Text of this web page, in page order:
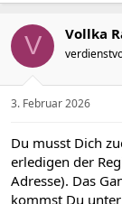
V Vollka
3. Februar 2026
Du musst Dich
erledigen der
Adresse). Das
kommst Du